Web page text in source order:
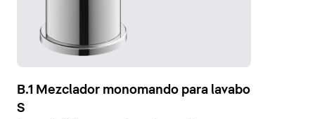
B.1 Mezclador monomando para lavabo
S